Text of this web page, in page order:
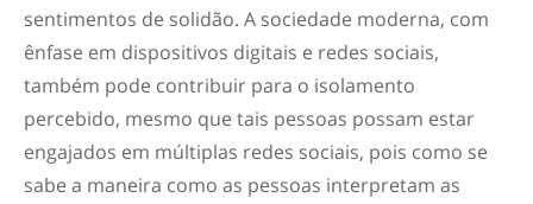
sentimentos de solidão. A sociedade moderna, com
ênfase em dispositivos digitais e redes sociais,
também pode contribuir para o isolamento
percebido, mesmo que tais pessoas possam estar
engajados em múltiplas redes sociais, pois como se
sabe a maneira como as pessoas interpretam as